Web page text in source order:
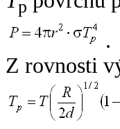
p
.
Z rovnosti